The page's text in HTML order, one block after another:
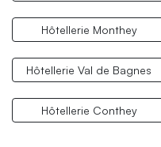
Hôtellerie Monthey
Hôtellerie Val de Bagnes
Hôtellerie Conthey